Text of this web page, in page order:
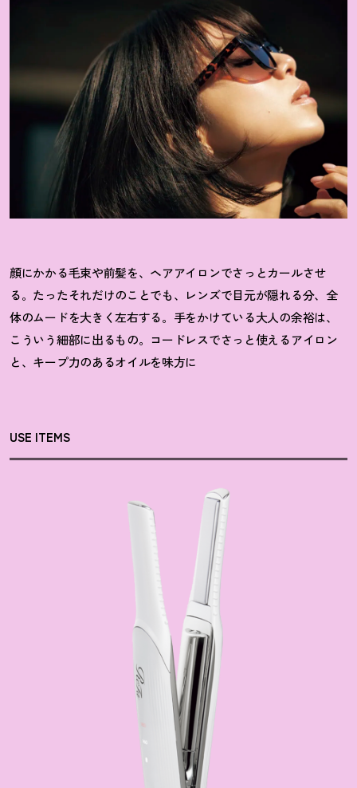
顔にかかる毛束や前髪を、ヘアアイロンでさっとカールさせ
る。たったそれだけのことでも、レンズで目元が隠れる分、 全
体のムードを大きく左右する。手をかけている大人の余裕は、
こういう細部に出るもの。コードレスでさっと使えるアイロン
と、キープ力のあるオイルを味方に
USE ITEMS